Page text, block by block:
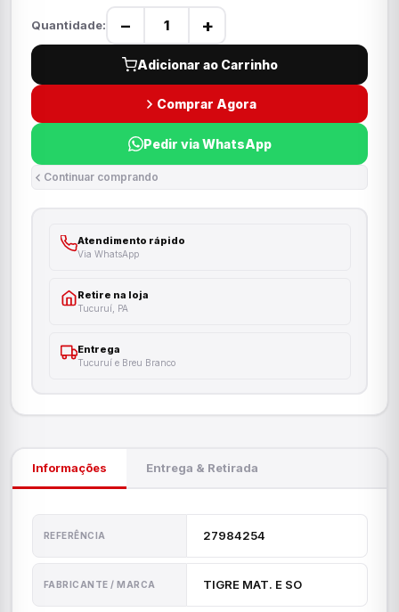
Quantidade: − +
Adicionar ao Carrinho
Comprar Agora
Pedir via WhatsApp
Continuar comprando
Atendimento rápido
Via WhatsApp
Retire na loja
Tucuruí, PA
Entrega
Tucuruí e Breu Branco
Informações Entrega & Retirada
REFERÊNCIA 27984254
FABRICANTE / MARCA TIGRE MAT. E SO